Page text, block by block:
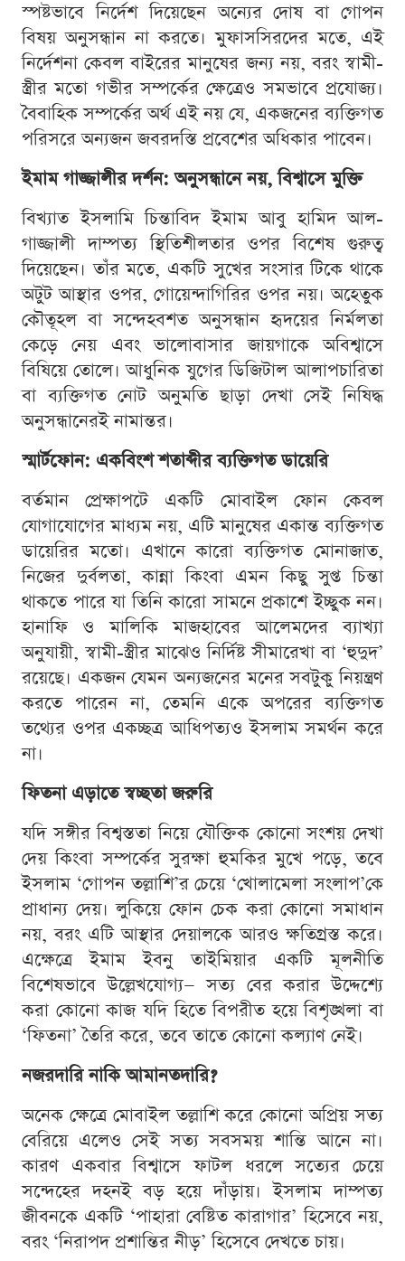
স্পষ্টভাবে নির্দেশ দিয়েছেন অন্যের দোষ বা গোপন
বিষয় অনুসন্ধান না করতে। মুফাসসিরদের মতে, এই
নির্দেশনা কেবল বাইরের মানুষের জন্য নয়, বরং স্বামী-
স্ত্রীর মতো গভীর সম্পর্কের ক্ষেত্রেও সমভাবে প্রযোজ্য।
বৈবাহিক সম্পর্কের অর্থ এই নয় যে, একজনের ব্যক্তিগত
পরিসরে অন্যজন জবরদস্তি প্রবেশের অধিকার পাবেন।
ইমাম গাজ্জালীর দর্শন: অনুসন্ধানে নয়, বিশ্বাসে মুক্তি
বিখ্যাত ইসলামি চিন্তাবিদ ইমাম আবু হামিদ আল-
গাজ্জালী দাম্পত্য স্থিতিশীলতার ওপর বিশেষ গুরুত্ব
দিয়েছেন। তাঁর মতে, একটি সুখের সংসার টিকে থাকে
অটুট আস্থার ওপর, গোয়েন্দাগিরির ওপর নয়। অহেতুক
কৌতূহল বা সন্দেহবশত অনুসন্ধান হৃদয়ের নির্মলতা
কেড়ে নেয় এবং ভালোবাসার জায়গাকে অবিশ্বাসে
বিষিয়ে তোলে। আধুনিক যুগের ডিজিটাল আলাপচারিতা
বা ব্যক্তিগত নোট অনুমতি ছাড়া দেখা সেই নিষিদ্ধ
অনুসন্ধানেরই নামান্তর।
স্মার্টফোন: একবিংশ শতাব্দীর ব্যক্তিগত ডায়েরি
বর্তমান প্রেক্ষাপটে একটি মোবাইল ফোন কেবল
যোগাযোগের মাধ্যম নয়, এটি মানুষের একান্ত ব্যক্তিগত
ডায়েরির মতো। এখানে কারো ব্যক্তিগত মোনাজাত,
নিজের দুর্বলতা, কান্না কিংবা এমন কিছু সুপ্ত চিন্তা
থাকতে পারে যা তিনি কারো সামনে প্রকাশে ইচ্ছুক নন।
হানাফি ও মালিকি মাজহাবের আলেমদের ব্যাখ্যা
অনুযায়ী, স্বামী-স্ত্রীর মাঝেও নির্দিষ্ট সীমারেখা বা ‘হুদুদ’
রয়েছে। একজন যেমন অন্যজনের মনের সবটুকু নিয়ন্ত্রণ
করতে পারেন না, তেমনি একে অপরের ব্যক্তিগত
তথ্যের ওপর একচ্ছত্র আধিপত্যও ইসলাম সমর্থন করে
না।
ফিতনা এড়াতে স্বচ্ছতা জরুরি
যদি সঙ্গীর বিশ্বস্ততা নিয়ে যৌক্তিক কোনো সংশয় দেখা
দেয় কিংবা সম্পর্কের সুরক্ষা হুমকির মুখে পড়ে, তবে
ইসলাম ‘গোপন তল্লাশি’র চেয়ে ‘খোলামেলা সংলাপ’কে
প্রাধান্য দেয়। লুকিয়ে ফোন চেক করা কোনো সমাধান
নয়, বরং এটি আস্থার দেয়ালকে আরও ক্ষতিগ্রস্ত করে।
এক্ষেত্রে ইমাম ইবনু তাইমিয়ার একটি মূলনীতি
বিশেষভাবে উল্লেখযোগ্য— সত্য বের করার উদ্দেশ্যে
করা কোনো কাজ যদি হিতে বিপরীত হয়ে বিশৃঙ্খলা বা
‘ফিতনা’ তৈরি করে, তবে তাতে কোনো কল্যাণ নেই।
নজরদারি নাকি আমানতদারি?
অনেক ক্ষেত্রে মোবাইল তল্লাশি করে কোনো অপ্রিয় সত্য
বেরিয়ে এলেও সেই সত্য সবসময় শান্তি আনে না।
কারণ একবার বিশ্বাসে ফাটল ধরলে সত্যের চেয়ে
সন্দেহের দহনই বড় হয়ে দাঁড়ায়। ইসলাম দাম্পত্য
জীবনকে একটি ‘পাহারা বেষ্টিত কারাগার’ হিসেবে নয়,
বরং ‘নিরাপদ প্রশান্তির নীড়’ হিসেবে দেখতে চায়।